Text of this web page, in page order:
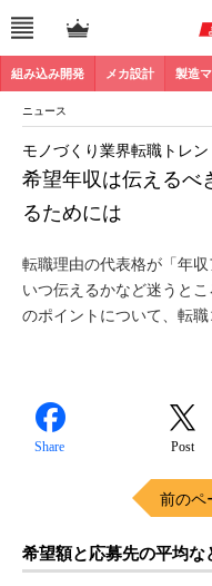
組み込み開発 メカ設計 製造
ニュース
希望年収は伝えるべ
るためには
モノづくり業界転職トレン
転職理由の代表格が「年
いつ伝えるかなど迷うと
のポイントについて、転職
Share Post
前のペ
希望額と応募先の平均